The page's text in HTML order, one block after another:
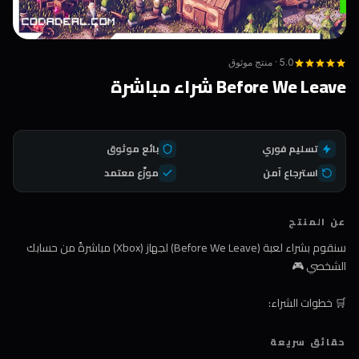
5.0 · منتج موثوق
Before We Leave شراء مباشرة
تسليم فوري
بائع موثوق
استرجاع آمن
موزّع معتمد
عن المنتج
سنقوم بشراء لعبة (Before We Leave) لجهاز (Xbox) مباشرةً من حسابك
الشخصي 🎮
🛒 خطوات الشراء:
1️⃣ اضغط على زر الشراء
حقائق سريعة